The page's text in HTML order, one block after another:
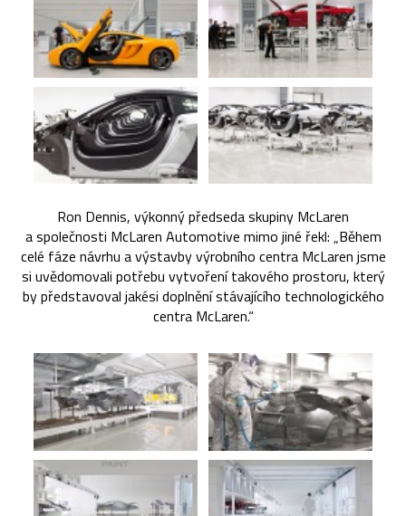
Ron Dennis, výkonný předseda skupiny McLaren
a společnosti McLaren Automotive mimo jiné řekl: „Během
celé fáze návrhu a výstavby výrobního centra McLaren jsme
si uvědomovali potřebu vytvoření takového prostoru, který
by představoval jakési doplnění stávajícího technologického
centra McLaren.“